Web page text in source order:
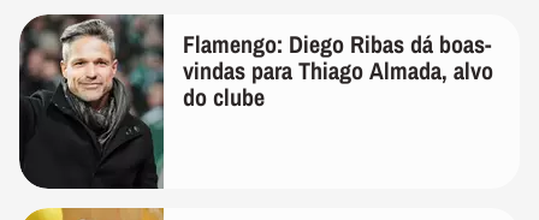
Flamengo: Diego Ribas dá boas-
vindas para Thiago Almada, alvo
do clube